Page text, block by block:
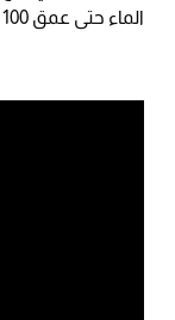
الماء حتى عمق 100 متر.